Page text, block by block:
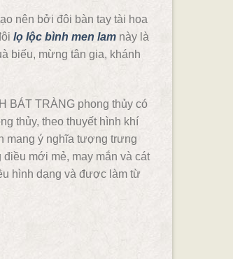
nên bởi đôi bàn tay tài hoa
lọ lộc bình men lamnày là
biếu, mừng tân gia, khánh
BÁT TRÀNG phong thủy có
thủy, theo thuyết hình khí
mang ý nghĩa tượng trưng
mới mẻ, may mắn và cát
hình dạng và được làm từ